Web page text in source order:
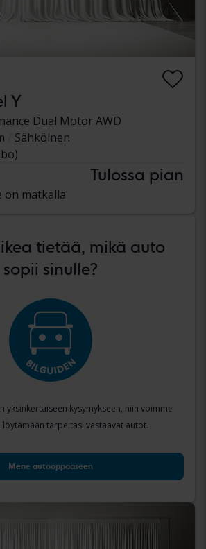
Y
Dual Motor AWD
Sähköinen
Tulossa pian
on matkalla
tietää, mikä auto
sopii sinulle?
yksinkertaiseen kysymykseen, niin voimme
löytämään tarpeitasi vastaavat autot.
Mene autooppaaseen